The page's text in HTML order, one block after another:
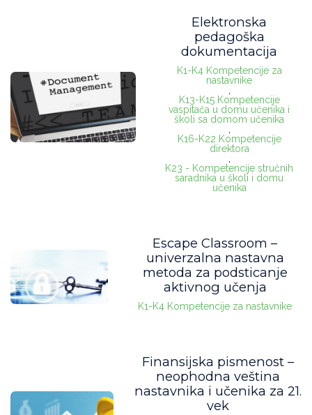
Elektronska
pedagoška
dokumentacija
K1-K4 Kompetencije za
nastavnike
,
K13-K15 Kompetencije
vaspitača u domu učenika i
školi sa domom učenika
,
K16-K22 Kompetencije
direktora
,
K23 - Kompetencije stručnih
saradnika u školi i domu
učenika
Escape Classroom –
univerzalna nastavna
metoda za podsticanje
aktivnog učenja
K1-K4 Kompetencije za nastavnike
Finansijska pismenost –
neophodna veština
nastavnika i učenika za 21.
vek